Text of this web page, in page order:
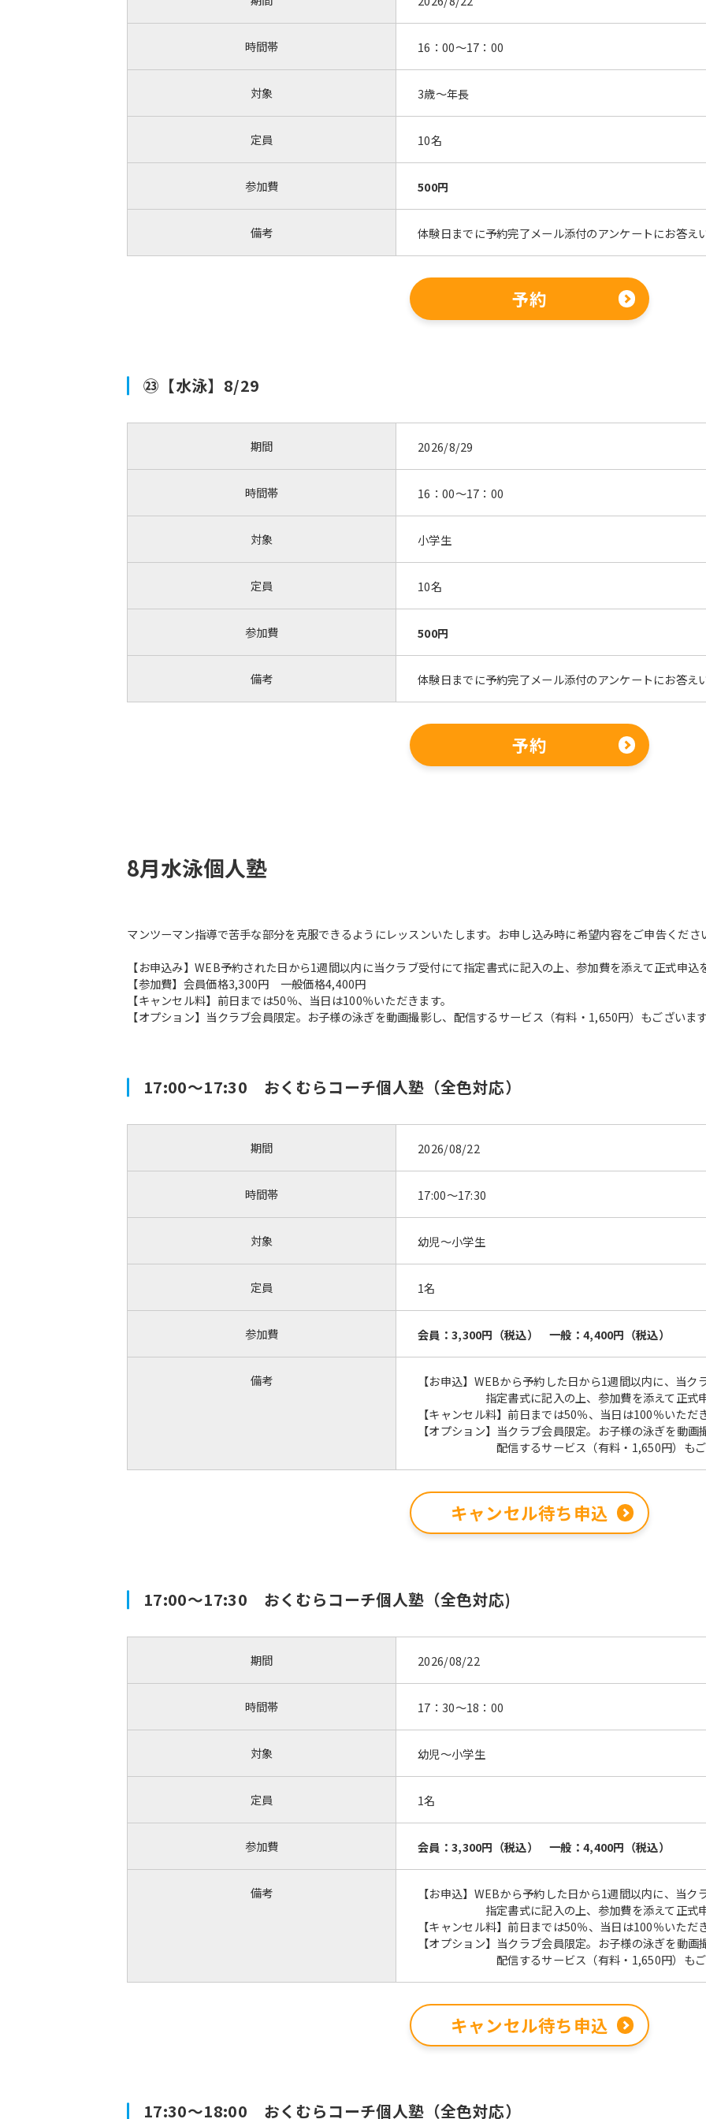
時間帯 16：00～17：00
対象 3歳～年長
定員 10名
参加費 500円
備考 体験日までに予約完了メール添付のアンケートにお答え
予約
㉓【水泳】8/29
期間 2026/8/29
時間帯 16：00～17：00
対象 小学生
定員 10名
参加費 500円
備考 体験日までに予約完了メール添付のアンケートにお答え
予約
8月水泳個人塾
マンツーマン指導で苦手な部分を克服できるようにレッスンいたします。お申し込み時に希望内容をご申告くださ
【お申込み】WEB予約された日から1週間以内に当クラブ受付にて指定書式に記入の上、参加費を添えて正式申込
【参加費】会員価格3,300円 一般価格4,400円
【キャンセル料】前日までは50％、当日は100％いただきます。
【オプション】当クラブ会員限定。お子様の泳ぎを動画撮影し、配信するサービス（有料・1,650円）もございます
17:00～17:30 おくむらコーチ個人塾（全色対応）
期間 2026/08/22
時間帯 17:00～17:30
対象 幼児～小学生
定員 1名
参加費 会員：3,300円（税込） 一般：4,400円（税込）
備考
【お申込】WEBから予約した日から1週間以内に、当ク
指定書式に記入の上、参加費を添えて正式申込
【キャンセル料】前日までは50％、当日は100％いただ
【オプション】当クラブ会員限定。お子様の泳ぎを動画
配信するサービス（有料・1,650円）もござ
キャンセル待ち申込
17:00～17:30 おくむらコーチ個人塾（全色対応)
期間 2026/08/22
時間帯 17：30～18：00
対象 幼児～小学生
定員 1名
参加費 会員：3,300円（税込） 一般：4,400円（税込）
備考
【お申込】WEBから予約した日から1週間以内に、当ク
指定書式に記入の上、参加費を添えて正式申込
【キャンセル料】前日までは50％、当日は100％いただ
【オプション】当クラブ会員限定。お子様の泳ぎを動画
配信するサービス（有料・1,650円）もござ
キャンセル待ち申込
17:30～18:00 おくむらコーチ個人塾（全色対応）
For foreigners
automatically translated into
English. Click the link below (start
automatic translation) to return to
translation service, the Japanese
version of this website will be
not be an accurate translation.
The translation may differ from the
the service.
Automatic translation start